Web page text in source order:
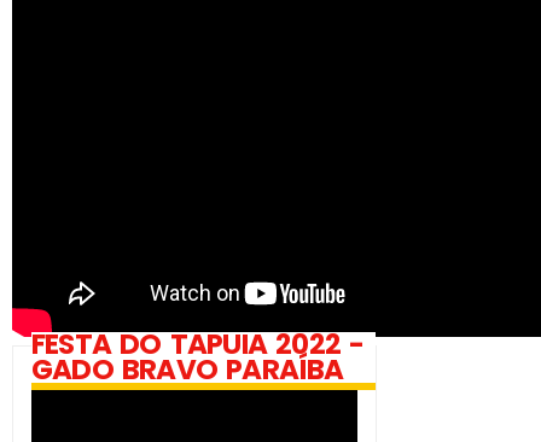
FESTA DO TAPUIA 2022 -
GADO BRAVO PARAÍBA